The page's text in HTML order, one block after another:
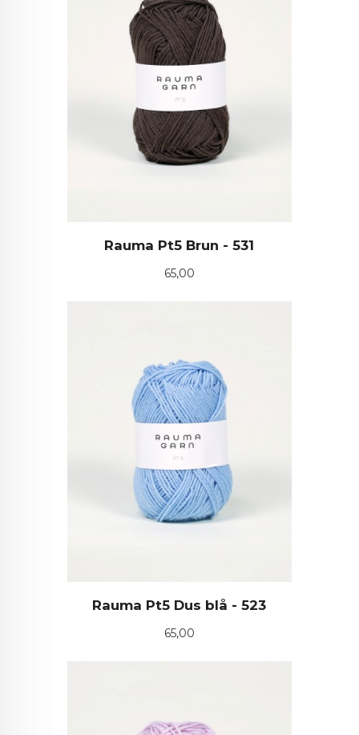
Rauma Pt5 Brun - 531
Pris
65,00
Rauma Pt5 Dus blå - 523
Pris
65,00